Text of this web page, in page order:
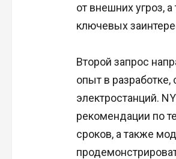
от внешних угроз,
ключевых
Второй запрос
опыт в
электростанций.
рекомендации по
сроков, а также